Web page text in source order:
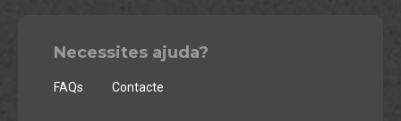
Necessites ajuda?
FAQs Contacte